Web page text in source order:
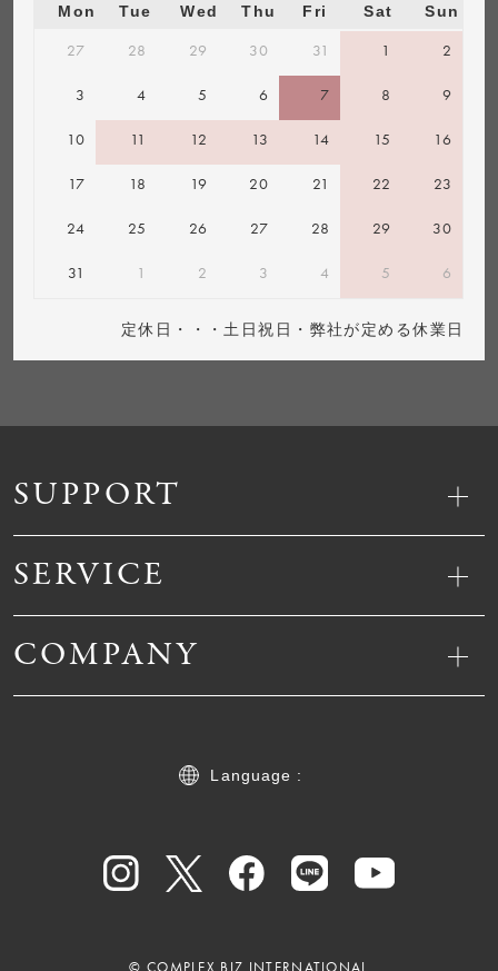
SUPPORT
SERVICE
COMPANY
Language :
Mon Tue Wed Thu Fri Sat Sun
27 28 29 30 31 1 2
3 4 5 6 7 8 9
10 11 12 13 14 15 16
17 18 19 20 21 22 23
24 25 26 27 28 29 30
31 1 2 3 4 5 6
定休日・・・土日祝日・弊社が定める休業日